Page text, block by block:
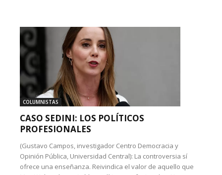
COLUMNISTAS
CASO SEDINI: LOS POLÍTICOS
PROFESIONALES
(Gustavo Campos, investigador Centro Democracia y
Opinión Pública, Universidad Central): La controversia sí
ofrece una enseñanza. Reivindica el valor de aquello que